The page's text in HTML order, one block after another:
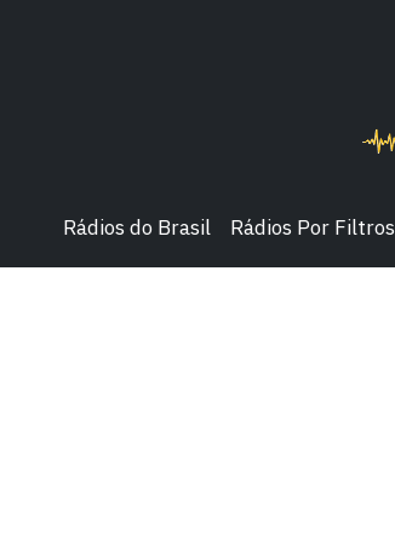
Rádios do Brasil Rádios Por Filtros